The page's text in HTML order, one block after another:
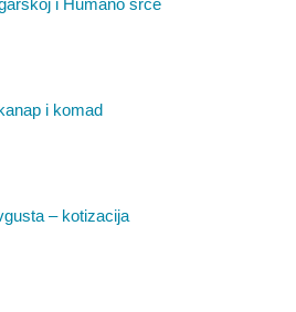
i Humano srce
i komad
– kotizacija